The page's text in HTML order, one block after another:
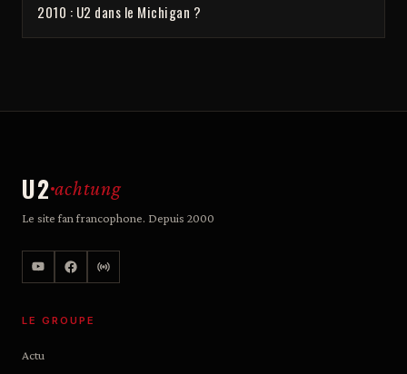
2010 : U2 dans le Michigan ?
U2 achtung
Le site fan francophone. Depuis 2000
LE GROUPE
Actu